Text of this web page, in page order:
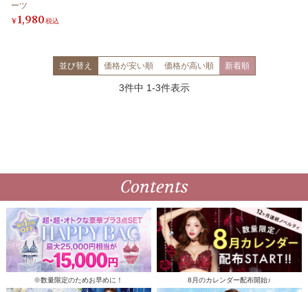
ーツ
¥1,980税込
並び替え 価格が安い順 価格が高い順 新着順
3件中 1-3件表示
Contents
※数量限定のためお早めに！ 8月のカレンダー配布開始♪